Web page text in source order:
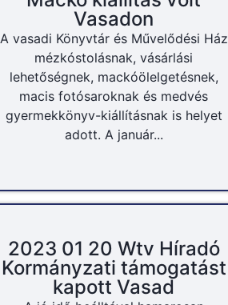
Vasadon
A vasadi Könyvtár és Művelődési Ház
mézkóstolásnak, vásárlási
lehetőségnek, mackóölelgetésnek,
macis fotósaroknak és medvés
gyermekkönyv-kiállításnak is helyet
adott. A január...
2023 01 20 Wtv Híradó
Kormányzati támogatást
kapott Vasad